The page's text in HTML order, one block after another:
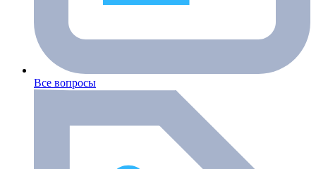
Все вопросы